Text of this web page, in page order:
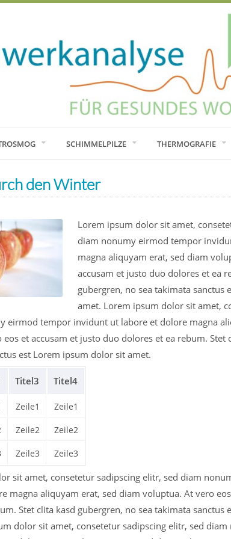
SCHIMMELPILZE THERMOGRAFIE
den Winter
Lorem ipsum dolor sit amet,
diam nonumy eirmod tempor
magna aliquyam erat, sed diam
accusam et justo duo dolores et ea
gubergren, no sea takimata sanctus
amet. Lorem ipsum dolor sit amet,
eirmod tempor invidunt ut labore et dolore magna
et accusam et justo duo dolores et ea rebum. Stet
est Lorem ipsum dolor sit amet.
Titel3 Titel4
Zeile1 Zeile1
Zeile2 Zeile2
Zeile3 Zeile3
sit amet, consetetur sadipscing elitr, sed diam
magna aliquyam erat, sed diam voluptua. At vero
Stet clita kasd gubergren, no sea takimata
dolor sit amet, consetetur sadipscing elitr, sed